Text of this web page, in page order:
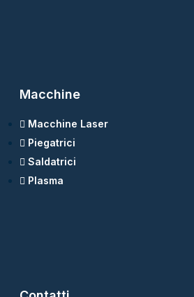
Macchine
Macchine Laser
Piegatrici
Saldatrici
Plasma